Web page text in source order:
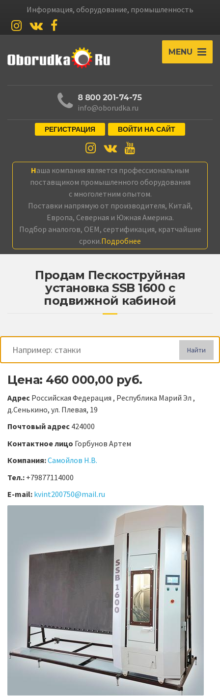
Информация, оборудование, промышленность
MENU
8 800 201-74-75
info@oborudka.ru
РЕГИСТРАЦИЯ ВОЙТИ НА САЙТ
Наша компания является профессиональным
поставщиком промышленного оборудования
с многолетним опытом.
Поставки напрямую от производителя, Китай,
Европа, Северная и Южная Америка.
Подбор аналогов, OEM, сертификация, кратчайшие
сроки.Подробнее
Продам Пескоструйная
установка SSB 1600 с
подвижной кабиной
Найти
Цена: 460 000,00 руб.
Адрес Российская Федерация , Республика Марий Эл ,
д.Сенькино, ул. Плевая, 19
Почтовый адрес 424000
Контактное лицо Горбунов Артем
Компания:Самойлов Н.В.
Тел.: +79877114000
E-mail: kvint200750@mail.ru